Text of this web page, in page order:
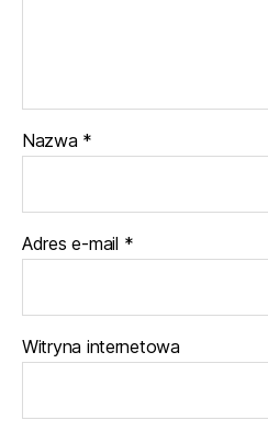
Nazwa *
Adres e-mail *
Witryna internetowa